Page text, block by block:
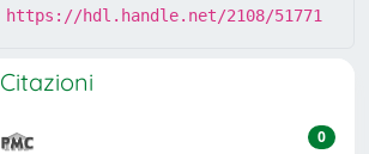
https://hdl.handle.net/2108/51771
Citazioni
0